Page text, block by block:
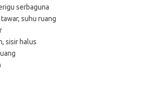
serbaguna
suhu ruang
sisir halus